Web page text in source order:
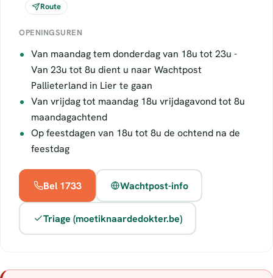
Route
OPENINGSUREN
Van maandag tem donderdag van 18u tot 23u -
Van 23u tot 8u dient u naar Wachtpost
Pallieterland in Lier te gaan
Van vrijdag tot maandag 18u vrijdagavond tot 8u
maandagachtend
Op feestdagen van 18u tot 8u de ochtend na de
feestdag
Bel 1733 Wachtpost-info
Triage (moetiknaardedokter.be)